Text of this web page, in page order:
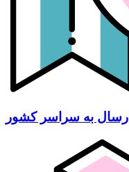
ارسال به سراسر کشور